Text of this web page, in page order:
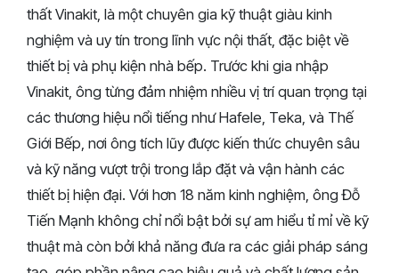
thất Vinakit, là một chuyên gia kỹ thuật giàu kinh
nghiệm và uy tín trong lĩnh vực nội thất, đặc biệt về
thiết bị và phụ kiện nhà bếp. Trước khi gia nhập
Vinakit, ông từng đảm nhiệm nhiều vị trí quan trọng tại
các thương hiệu nổi tiếng như Hafele, Teka, và Thế
Giới Bếp, nơi ông tích lũy được kiến thức chuyên sâu
và kỹ năng vượt trội trong lắp đặt và vận hành các
thiết bị hiện đại. Với hơn 18 năm kinh nghiệm, ông Đỗ
Tiến Mạnh không chỉ nổi bật bởi sự am hiểu tỉ mỉ về kỹ
thuật mà còn bởi khả năng đưa ra các giải pháp sáng